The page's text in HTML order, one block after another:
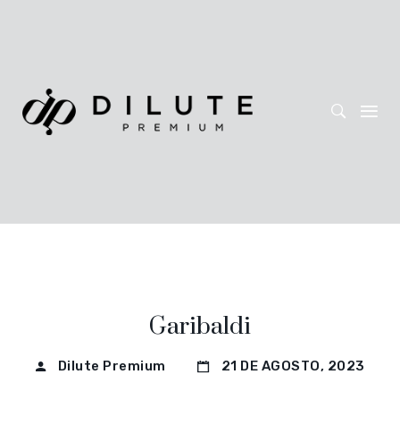
Garibaldi
Dilute Premium 21 DE AGOSTO, 2023